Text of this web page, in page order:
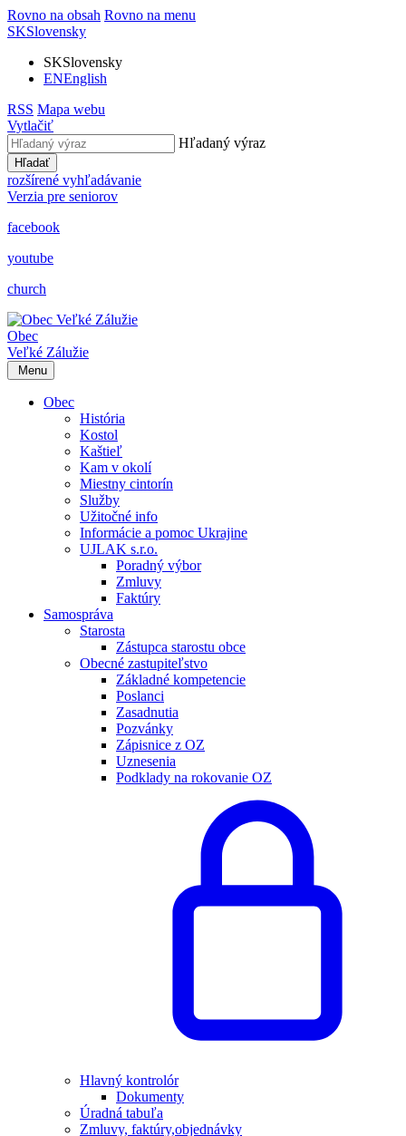
Rovno na obsah Rovno na menu
SKSlovensky
SKSlovensky
ENEnglish
RSS Mapa webu
Vytlačiť
Hľadaný výraz
Hľadať
rozšírené vyhľadávanie
Verzia pre seniorov
facebook
youtube
church
Obec
Veľké Zálužie
Menu
Obec
História
Kostol
Kaštieľ
Kam v okolí
Miestny cintorín
Služby
Užitočné info
Informácie a pomoc Ukrajine
UJLAK s.r.o.
Poradný výbor
Zmluvy
Faktúry
Samospráva
Starosta
Zástupca starostu obce
Obecné zastupiteľstvo
Základné kompetencie
Poslanci
Zasadnutia
Pozvánky
Zápisnice z OZ
Uznesenia
Podklady na rokovanie OZ
Hlavný kontrolór
Dokumenty
Úradná tabuľa
Zmluvy, faktúry,objednávky